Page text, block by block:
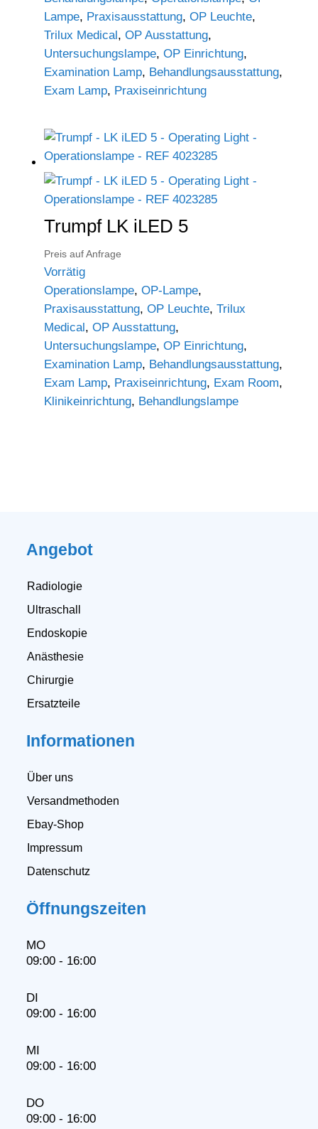
Lampe, Praxisausstattung, OP Leuchte,
Trilux Medical , OP Ausstattung,
Untersuchungslampe, OP Einrichtung,
Examination Lamp, Behandlungsausstattung,
Exam Lamp, Praxiseinrichtung
Trumpf LK iLED 5
Preis auf Anfrage
Vorrätig
Operationslampe, OP-Lampe,
Praxisausstattung, OP Leuchte, Trilux
Medical, OP Ausstattung,
Untersuchungslampe, OP Einrichtung,
Examination Lamp, Behandlungsausstattung,
Exam Lamp, Praxiseinrichtung, Exam Room,
Klinikeinrichtung, Behandlungslampe
Angebot
Radiologie
Ultraschall
Endoskopie
Anästhesie
Chirurgie
Ersatzteile
Informationen
Über uns
Versandmethoden
Ebay-Shop
Impressum
Datenschutz
Öffnungszeiten
MO
09:00 - 16:00
DI
09:00 - 16:00
MI
09:00 - 16:00
DO
09:00 - 16:00